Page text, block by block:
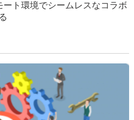
ート環境でシームレスなコラボ